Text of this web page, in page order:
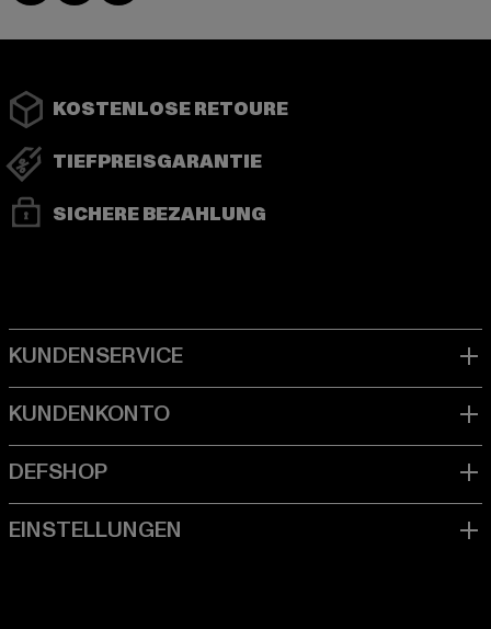
KOSTENLOSE RETOURE
TIEFPREISGARANTIE
SICHERE BEZAHLUNG